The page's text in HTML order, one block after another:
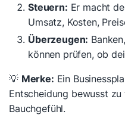
Steuern: Er macht
Umsatz, Kosten,
Überzeugen:
können prüfen, ob
💡 Merke: Ein
Entscheidung bewusst
Bauchgefühl.